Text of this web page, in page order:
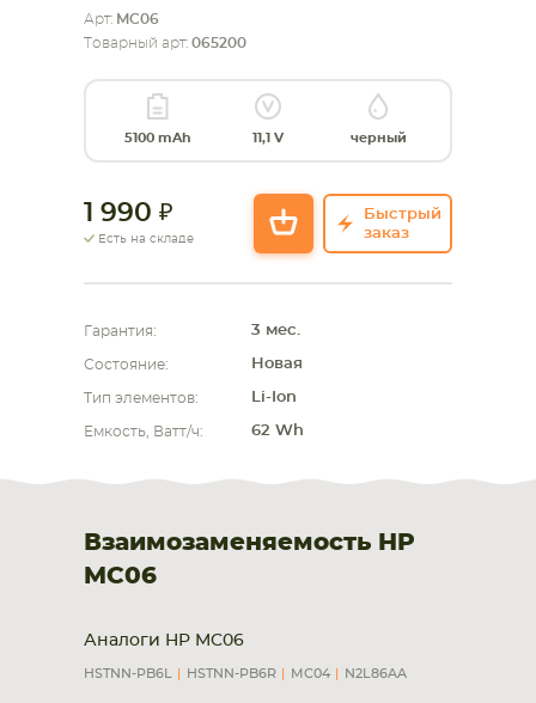
СМАРТФОНА КОМПЛЕКТУЮЩИЕ
Арт: MC06
Товарный арт: 065200
5100 mAh 11,1 V черный
1 990
Есть на складе
Быстрый
заказ
Гарантия: 3 мес.
Состояние: Новая
Тип элементов: Li-Ion
Емкость, Ватт/ч: 62 Wh
Взаимозаменяемость HP
MC06
Аналоги HP MC06
HSTNN-PB6L HSTNN-PB6R MC04 N2L86AA